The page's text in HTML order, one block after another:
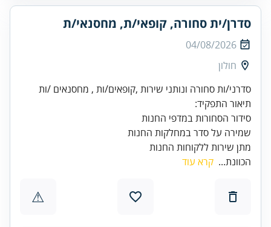
סדרן/ית סחורה, קופאי/ת, מחסנאי/ת
04/08/2026
חולון
מתן שירות ללקוחות החנות
הכוונת... קרא עוד
⚠